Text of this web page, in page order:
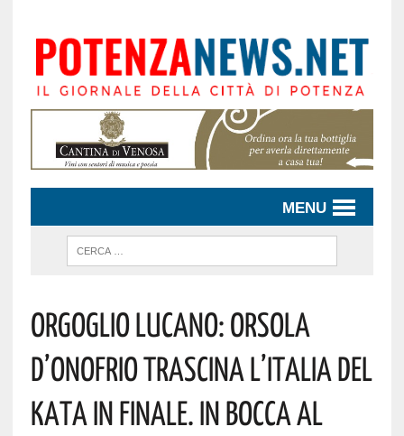
MENU
Orgoglio Lucano: Orsola
D’Onofrio Trascina L’Italia Del
Kata In Finale. In Bocca Al